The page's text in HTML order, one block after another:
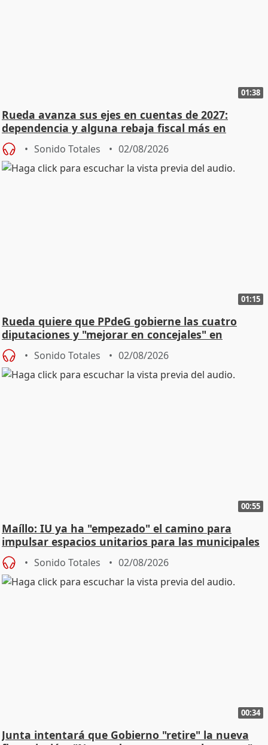
01:38
Rueda avanza sus ejes en cuentas de 2027:
dependencia y alguna rebaja fiscal más en
vivienda
Sonido Totales 02/08/2026
01:15
Rueda quiere que PPdeG gobierne las cuatro
diputaciones y "mejorar en concejales" en
ciudades
Sonido Totales 02/08/2026
00:55
Maíllo: IU ya ha "empezado" el camino para
impulsar espacios unitarios para las municipales
Sonido Totales 02/08/2026
00:34
Junta intentará que Gobierno "retire" la nueva